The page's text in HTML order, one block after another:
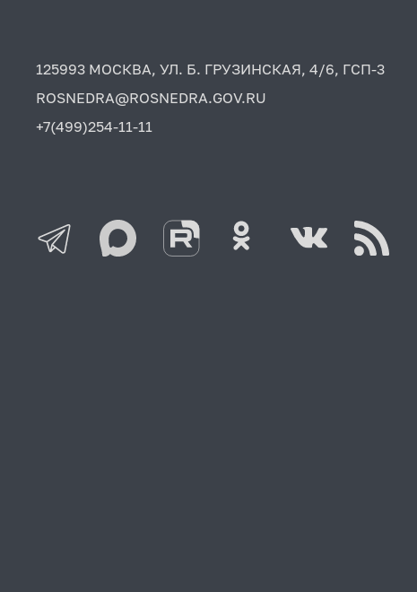
125993 МОСКВА, УЛ. Б. ГРУЗИНСКАЯ, 4/6, ГСП-3
ROSNEDRA@ROSNEDRA.GOV.RU
+7(499)254-11-11